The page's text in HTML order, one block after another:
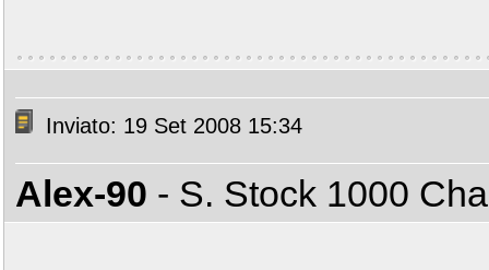
Inviato: 19 Set 2008 15:34
Alex-90 - S. Stock 1000